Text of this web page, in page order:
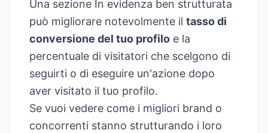
Una sezione In evidenza ben strutturata
può migliorare notevolmente il tasso di
conversione del tuo profilo e la
percentuale di visitatori che scelgono di
seguirti o di eseguire un'azione dopo
aver visitato il tuo profilo.
Se vuoi vedere come i migliori brand o
concorrenti stanno strutturando i loro